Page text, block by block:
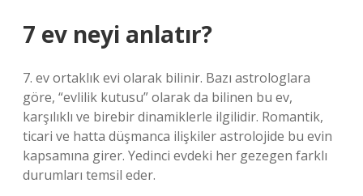
7 ev neyi anlatır?
7. ev ortaklık evi olarak bilinir. Bazı astrologlara
göre, “evlilik kutusu” olarak da bilinen bu ev,
karşılıklı ve birebir dinamiklerle ilgilidir. Romantik,
ticari ve hatta düşmanca ilişkiler astrolojide bu evin
kapsamına girer. Yedinci evdeki her gezegen farklı
durumları temsil eder.